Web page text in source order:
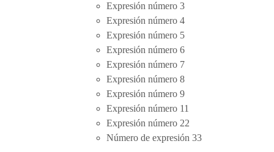
Expresión número 3
Expresión número 4
Expresión número 5
Expresión número 6
Expresión número 7
Expresión número 8
Expresión número 9
Expresión número 11
Expresión número 22
Número de expresión 33